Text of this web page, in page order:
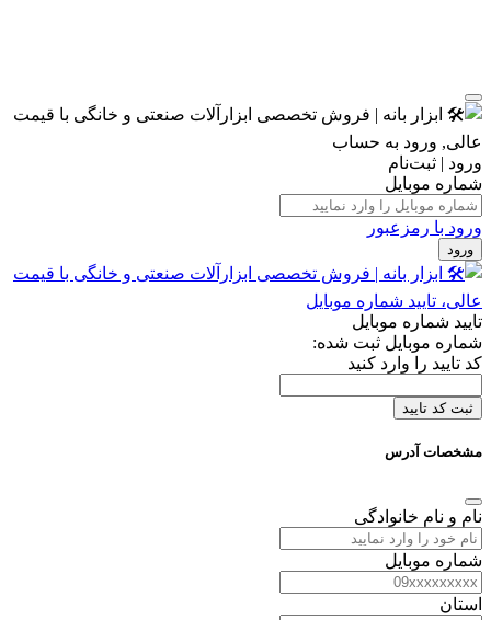
ورود | ثبت‌نام
شماره موبایل
ورود با رمزعبور
ورود
تایید شماره موبایل
شماره موبایل ثبت شده:
کد تایید را وارد کنید
ثبت کد تایید
مشخصات آدرس
نام و نام خانوادگی
شماره موبایل
استان